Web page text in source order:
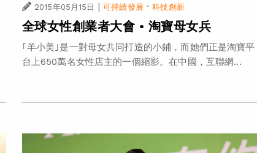
2015年05月15日 | 可持續發展 ·科技創新
全球女性創業者大會 • 淘寶母女兵
｢羊小美｣是一對母女共同打造的小鋪，而她們正是淘寶平
台上650萬名女性店主的一個縮影。在中國，互聯網...